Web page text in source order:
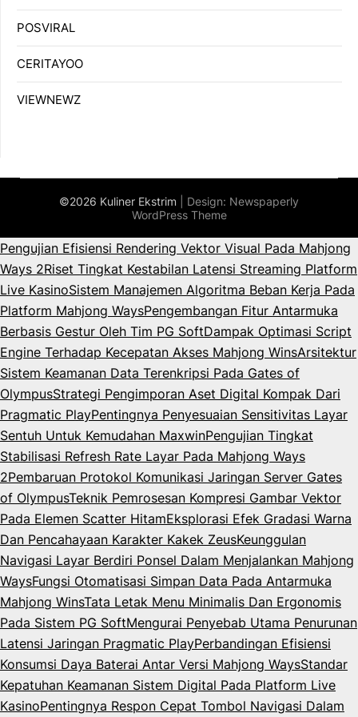
POSVIRAL
CERITAYOO
VIEWNEWZ
©2026 Kuliner Ekstrim | Design: Newspaperly
WordPress Theme
Pengujian Efisiensi Rendering Vektor Visual Pada Mahjong
Ways 2Riset Tingkat Kestabilan Latensi Streaming Platform
Live KasinoSistem Manajemen Algoritma Beban Kerja Pada
Platform Mahjong WaysPengembangan Fitur Antarmuka
Berbasis Gestur Oleh Tim PG SoftDampak Optimasi Script
Engine Terhadap Kecepatan Akses Mahjong WinsArsitektur
Sistem Keamanan Data Terenkripsi Pada Gates of
OlympusStrategi Pengimporan Aset Digital Kompak Dari
Pragmatic PlayPentingnya Penyesuaian Sensitivitas Layar
Sentuh Untuk Kemudahan MaxwinPengujian Tingkat
Stabilisasi Refresh Rate Layar Pada Mahjong Ways
2Pembaruan Protokol Komunikasi Jaringan Server Gates
of OlympusTeknik Pemrosesan Kompresi Gambar Vektor
Pada Elemen Scatter HitamEksplorasi Efek Gradasi Warna
Dan Pencahayaan Karakter Kakek ZeusKeunggulan
Navigasi Layar Berdiri Ponsel Dalam Menjalankan Mahjong
WaysFungsi Otomatisasi Simpan Data Pada Antarmuka
Mahjong WinsTata Letak Menu Minimalis Dan Ergonomis
Pada Sistem PG SoftMengurai Penyebab Utama Penurunan
Latensi Jaringan Pragmatic PlayPerbandingan Efisiensi
Konsumsi Daya Baterai Antar Versi Mahjong WaysStandar
Kepatuhan Keamanan Sistem Digital Pada Platform Live
KasinoPentingnya Respon Cepat Tombol Navigasi Dalam